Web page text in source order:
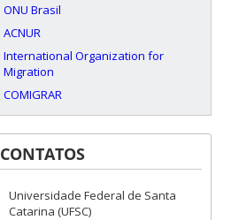
ONU Brasil
ACNUR
International Organization for
Migration
COMIGRAR
CONTATOS
Universidade Federal de Santa
Catarina (UFSC)